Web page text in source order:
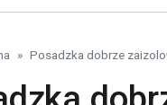
Posadzka dobrze